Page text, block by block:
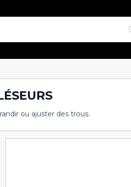
ou ajuster des trous.